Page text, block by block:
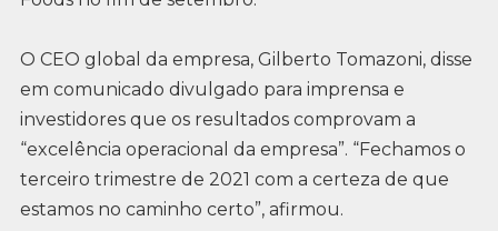
O CEO global da empresa, Gilberto Tomazoni, disse
em comunicado divulgado para imprensa e
investidores que os resultados comprovam a
“excelência operacional da empresa”. “Fechamos o
terceiro trimestre de 2021 com a certeza de que
estamos no caminho certo”, afirmou.